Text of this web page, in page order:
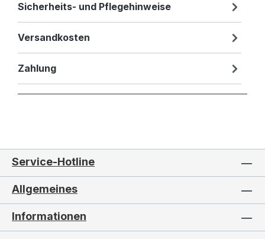
Sicherheits- und Pflegehinweise
Versandkosten
Zahlung
Service-Hotline
Allgemeines
Informationen